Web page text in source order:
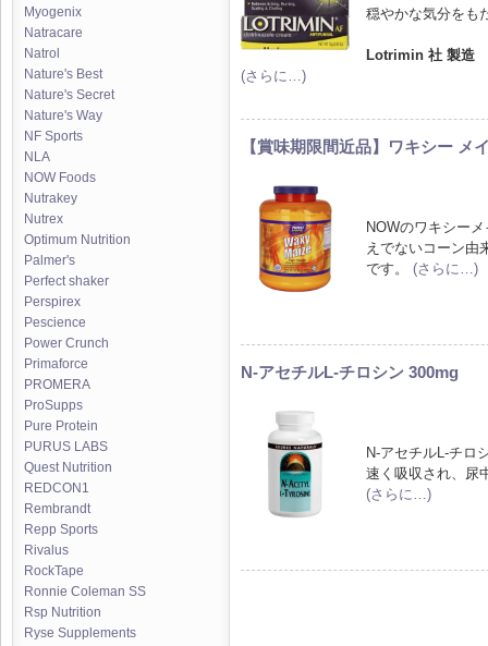
Myogenix
Natracare
Natrol
Nature's Best
Nature's Secret
Nature's Way
NF Sports
NLA
NOW Foods
Nutrakey
Nutrex
Optimum Nutrition
Palmer's
Perfect shaker
Perspirex
Pescience
Power Crunch
Primaforce
PROMERA
ProSupps
Pure Protein
PURUS LABS
Quest Nutrition
REDCON1
Rembrandt
Repp Sports
Rivalus
RockTape
Ronnie Coleman SS
Rsp Nutrition
Ryse Supplements
穏やかな気分をも
Lotrimin 社 製造
(さらに…)
【賞味期限間近品】ワキシー メ
NOWのワキシー
えでないコーン由
です。 (さらに…)
N-アセチルL-チロシン 300mg
N-アセチルL-チロ
速く吸収され、尿
(さらに…)